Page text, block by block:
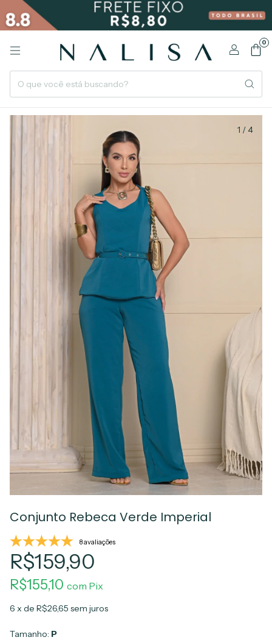
0
1 /4
Conjunto Rebeca Verde Imperial
8 avaliações
R$159,90
R$155,10 com Pix
6 x de R$26,65 sem juros
Tamanho: P